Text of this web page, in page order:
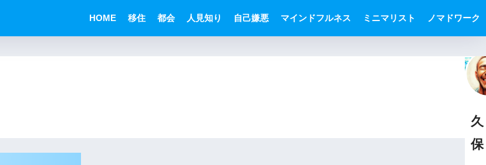
HOME 移住 都会 人見知り 自己嫌悪 マインドフルネス ミニマリスト ノマドワーク
久
保